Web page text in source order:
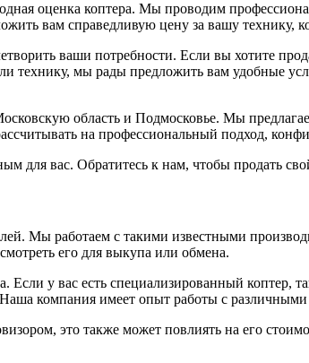
оценка коптера. Мы проводим
вам справедливую цену за вашу
ваши потребности. Если вы хотите
технику, мы рады предложить вам удобные
область и Подмосковье. Мы
на профессиональный подход,
для вас. Обратитесь к нам, чтобы продать
Мы работаем с такими известными
его для выкупа или обмена.
у вас есть специализированный коптер,
компания имеет опыт работы с
это также может повлиять на его